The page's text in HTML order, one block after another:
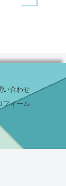
い合わせ
フィール